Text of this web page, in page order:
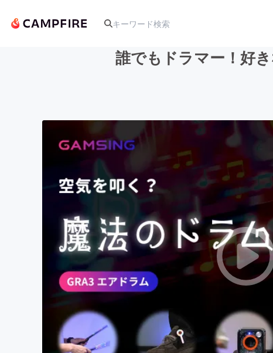
アート・写真
テクノロジー・ガジェット
ビジネス・起業
まちづくり・地域活性化
誰でもドラマー！好